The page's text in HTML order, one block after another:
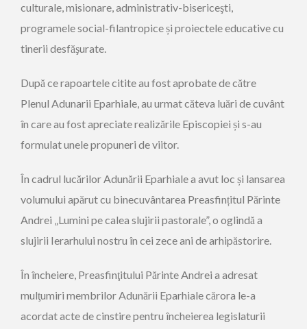
culturale, misionare, administrativ-bisericeşti,
programele social-filantropice și proiectele educative cu
tinerii desfăşurate.
După ce rapoartele citite au fost aprobate de către
Plenul Adunarii Eparhiale, au urmat căteva luări de cuvânt
în care au fost apreciate realizările Episcopiei și s-au
formulat unele propuneri de viitor.
În cadrul lucărilor Adunării Eparhiale a avut loc și lansarea
volumului apărut cu binecuvântarea Preasfințitul Părinte
Andrei „Lumini pe calea slujirii pastorale”, o oglindă a
slujirii Ierarhului nostru în cei zece ani de arhipăstorire.
În încheiere, Preasfinţitului Părinte Andrei a adresat
mulţumiri membrilor Adunării Eparhiale cărora le-a
acordat acte de cinstire pentru încheierea legislaturii